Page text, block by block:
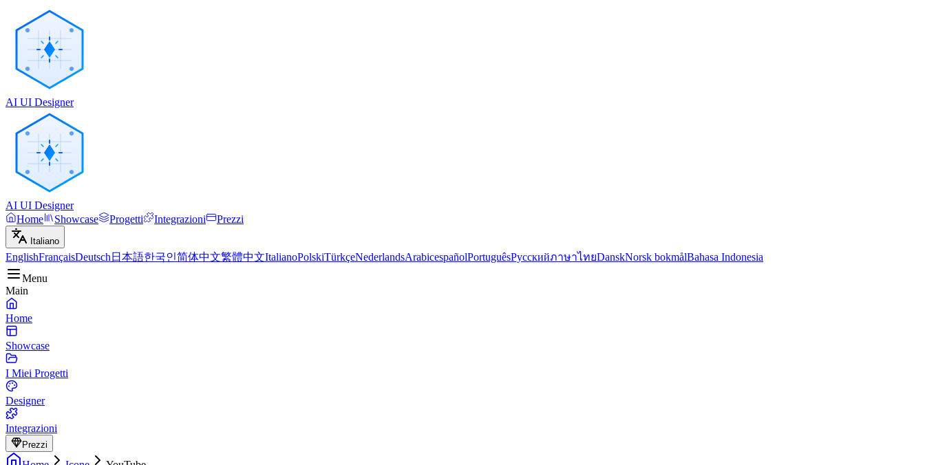
AI UI Designer
AI UI Designer
Home
Showcase Progetti Integrazioni Prezzi
Italiano
EnglishFrançaisDeutsch 日本語한국인简体中文繁體中文ItalianoPolskiTürkçeNederlandsArabicespañolPortuguêsРусскийภาษาไทยDanskNorsk bokmålBahasa Indonesia
Menu
Main
Home
Showcase
I Miei Progetti
Designer
Integrazioni
Prezzi